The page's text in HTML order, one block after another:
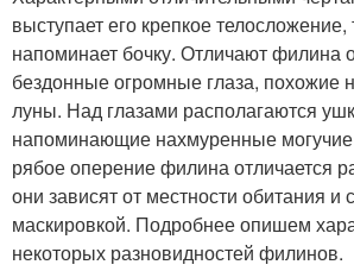
выступает его крепкое
напоминает бочку. Отличают филина
бездонные огромные глаза, похожие
луны. Над глазами располагаются
напоминающие нахмуренные
рябое оперение филина отличается
они зависят от местности обитания и
маскировкой. Подробнее опишем
некоторых разновидностей филинов.